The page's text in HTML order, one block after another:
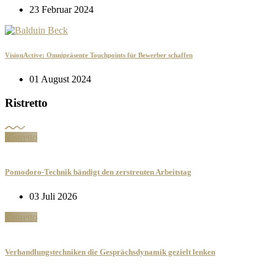
23 Februar 2024
VisionActive: Omnipräsente Touchpoints für Bewerber schaffen
01 August 2024
Ristretto
Ristretto
Pomodoro-Technik bändigt den zerstreuten Arbeitstag
03 Juli 2026
Ristretto
Verhandlungstechniken die Gesprächsdynamik gezielt lenken